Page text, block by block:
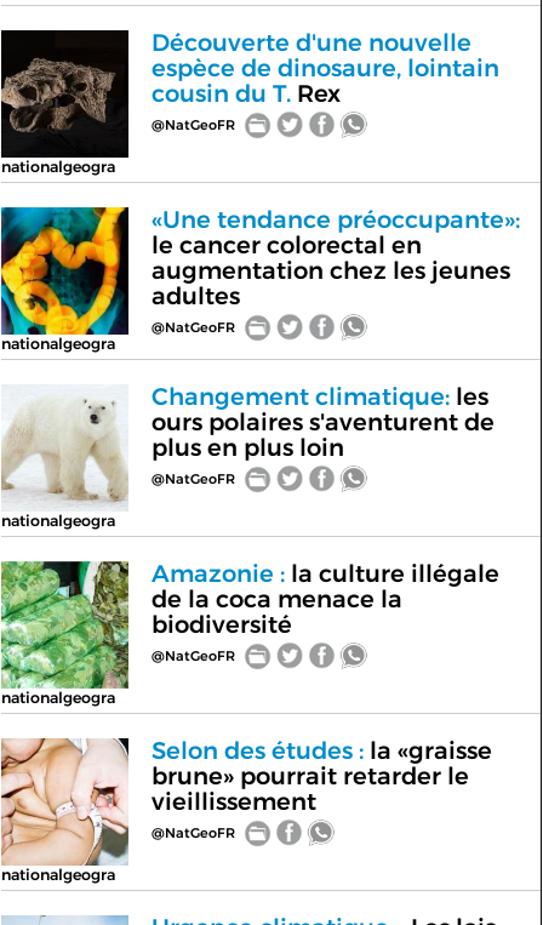
nationalgeogra
Découverte d'une nouvelle
espèce de dinosaure, lointain
cousin du T.Rex
@NatGeoFR
nationalgeogra
«Une tendance préoccupante»:
le cancer colorectal en
augmentation chez les jeunes
adultes
@NatGeoFR
nationalgeogra
Changement climatique:les
ours polaires s'aventurent de
plus en plus loin
@NatGeoFR
nationalgeogra
Amazonie :la culture illégale
de la coca menace la
biodiversité
@NatGeoFR
nationalgeogra
Selon des études :la «graisse
brune» pourrait retarder le
vieillissement
@NatGeoFR